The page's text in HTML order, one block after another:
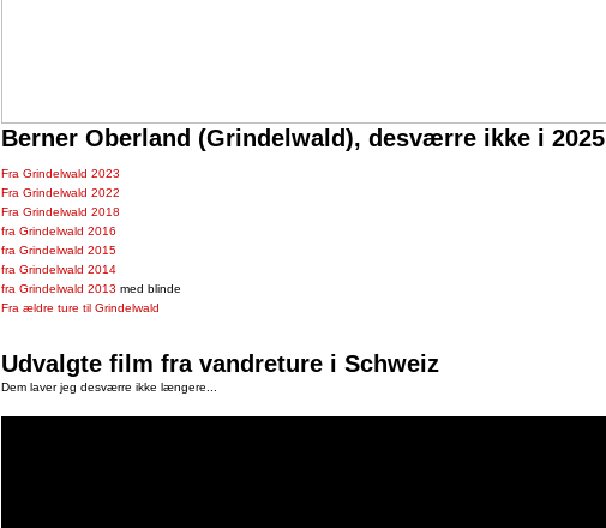
Berner Oberland (Grindelwald), desværre ikke i 2025
Fra Grindelwald 2023
Fra Grindelwald 2022
Fra Grindelwald 2018
fra Grindelwald 2016
fra Grindelwald 2015
fra Grindelwald 2014
fra Grindelwald 2013 med blinde
Fra ældre ture til Grindelwald
Udvalgte film fra vandreture i Schweiz
Dem laver jeg desværre ikke længere...